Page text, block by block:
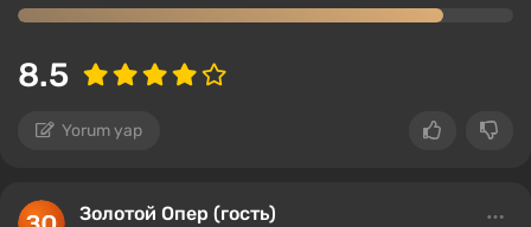
8.5
Yorum yap
Золотой Опер (гость)